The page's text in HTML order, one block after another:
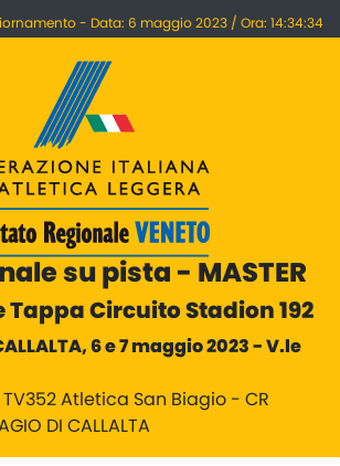
- Data: 6 maggio 2023 / Ora: 14:34:34
su pista - MASTER
Tappa Circuito Stadion 192
6 e 7 maggio 2023 - V.le
Atletica San Biagio - CR
DI CALLALTA